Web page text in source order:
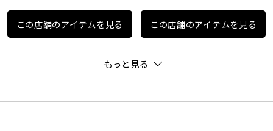
この店舗のアイテムを見る この店舗のアイテムを見る
もっと見る